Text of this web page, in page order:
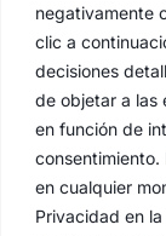
negativamente
clic a
decisiones
de objetar a las
en función de
consentimiento.
en cualquier
Privacidad en